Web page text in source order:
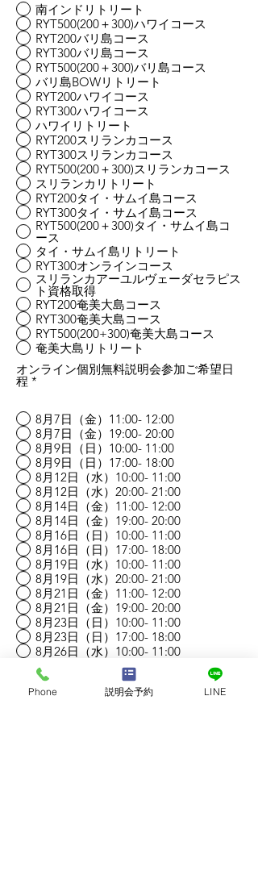
南インドリトリート
RYT500(200＋300)ハワイコース
RYT200バリ島コース
RYT300バリ島コース
RYT500(200＋300)バリ島コース
バリ島BOWリトリート
RYT200ハワイコース
RYT300ハワイコース
ハワイリトリート
RYT200スリランカコース
RYT300スリランカコース
RYT500(200＋300)スリランカコース
スリランカリトリート
RYT200タイ・サムイ島コース
RYT300タイ・サムイ島コース
RYT500(200＋300)タイ・サムイ島コ
ース
タイ・サムイ島リトリート
RYT300オンラインコース
スリランカアーユルヴェーダセラピス
ト資格取得
RYT200奄美大島コース
RYT300奄美大島コース
RYT500(200+300)奄美大島コース
奄美大島リトリート
オンライン個別無料説明会参加ご希望日
程 *
8月7日（金）11:00- 12:00
8月7日（金）19:00- 20:00
8月9日（日）10:00- 11:00
8月9日（日）17:00- 18:00
8月12日（水）10:00- 11:00
8月12日（水）20:00- 21:00
8月14日（金）11:00- 12:00
8月14日（金）19:00- 20:00
8月16日（日）10:00- 11:00
8月16日（日）17:00- 18:00
8月19日（水）10:00- 11:00
8月19日（水）20:00- 21:00
8月21日（金）11:00- 12:00
8月21日（金）19:00- 20:00
8月23日（日）10:00- 11:00
8月23日（日）17:00- 18:00
8月26日（水）10:00- 11:00
8月26日（水）20:00- 21:00
お問い合わせをする
他の日時を希望する（メッセージにご
Phone 説明会予約 LINE